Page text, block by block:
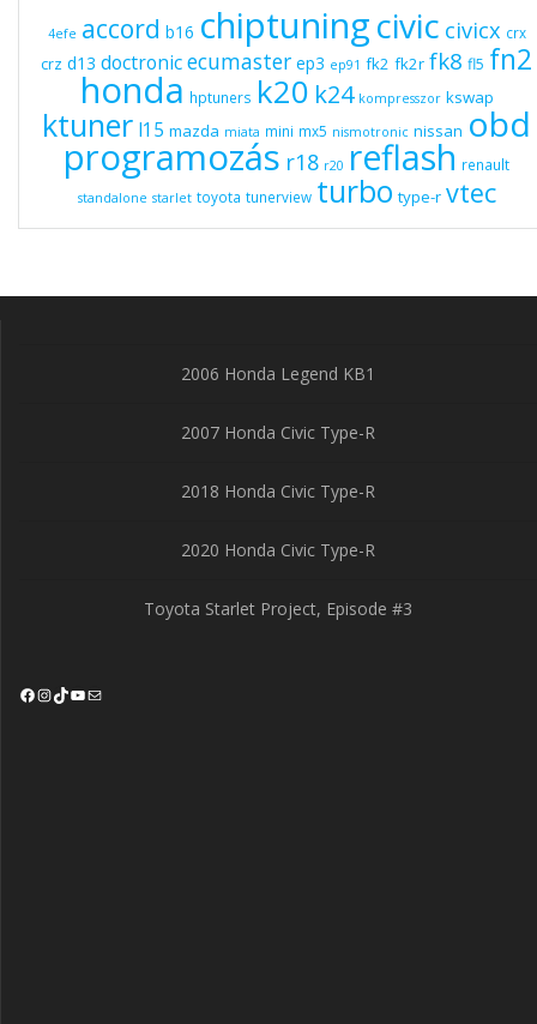
4efe accord b16 chiptuningcivic civicx crx
crz d13 doctronicecumaster ep3 ep91 fk2 fk2r fk8 fl5 fn2
honda hptuners k20 k24 kompresszor kswap
ktuner l15 mazda miata mini mx5 nismotronic nissan obd
programozás r18 r20 reflash renault
standalone starlet toyota tunerview turbo type-r vtec
2006 Honda Legend KB1
2007 Honda Civic Type-R
2018 Honda Civic Type-R
2020 Honda Civic Type-R
Toyota Starlet Project, Episode #3
Facebook
Instagram
TikTok
YouTube
Mail